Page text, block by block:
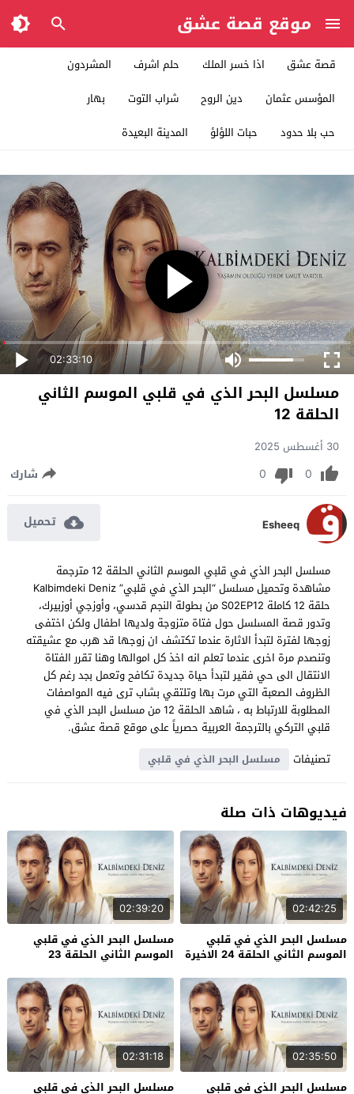
موقع قصة عشق
قصة عشق اذا خسر الملك حلم اشرف
المشردون
المؤسس عثمان
دين الروح شراب التوت
بهار
حب بلا حدود
حبات اللؤلؤ المدينة البعيدة
02:33:10
مسلسل البحر الذي في قلبي الموسم الثاني
الحلقة 12
30 أغسطس 2025
0
0 شارك
Esheeq تحميل
مسلسل البحر الذي في قلبي الموسم الثاني الحلقة 12 مترجمة
مشاهدة وتحميل مسلسل “البحر الذي في قلبي” Kalbimdeki Deniz
حلقة 12 كاملة S02EP12 من بطولة النجم قدسي، وأوزجي أوزبيرك،
وتدور قصة المسلسل حول فتاة متزوجة ولديها اطفال ولكن اختفى
زوجها لفترة لتبدأ الاثارة عندما تكتشف ان زوجها قد هرب مع عشيقته
وتنصدم مرة اخرى عندما تعلم انه اخذ كل اموالها وهنا تقرر الفتاة
الانتقال الى حي فقير لتبدأ حياة جديدة تكافح وتعمل بجد رغم كل
الظروف الصعبة التي مرت بها وتلتقي بشاب ترى فيه المواصفات
المطلوبة للارتباط به ، شاهد الحلقة 12 من مسلسل البحر الذي في
قلبي التركي بالترجمة العربية حصرياً على موقع قصة عشق.
تصنيفات
مسلسل البحر الذي في قلبي
فيديوهات ذات صلة
02:42:25
مسلسل البحر الذي في قلبي
الموسم الثاني الحلقة 24 الاخيرة
02:39:20
مسلسل البحر الذي في قلبي
الموسم الثاني الحلقة 23
02:35:50
مسلسل البحر الذي في قلبي
02:31:18
مسلسل البحر الذي في قلبي